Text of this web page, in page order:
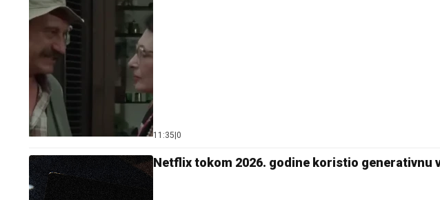
11:35 0
Netflix tokom 2026. godine koristio generativnu